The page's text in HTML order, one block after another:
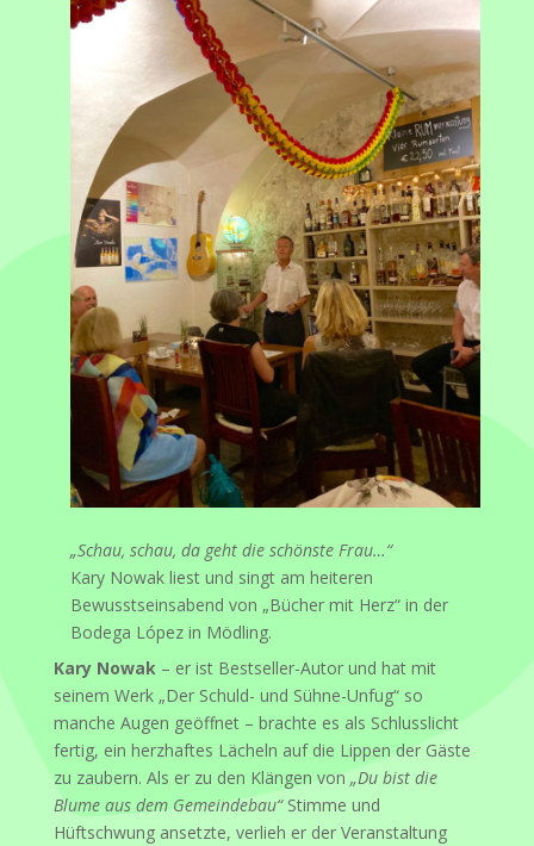
„Schau, schau, da geht die schönste Frau…“
Kary Nowak liest und singt am heiteren
Bewusstseinsabend von „Bücher mit Herz“ in der
Bodega López in Mödling.
Kary Nowak – er ist Bestseller-Autor und hat mit
seinem Werk „Der Schuld- und Sühne-Unfug“ so
manche Augen geöffnet – brachte es als Schlusslicht
fertig, ein herzhaftes Lächeln auf die Lippen der Gäste
zu zaubern. Als er zu den Klängen von „Du bist die
Blume aus dem Gemeindebau“Stimme und
Hüftschwung ansetzte, verlieh er der Veranstaltung